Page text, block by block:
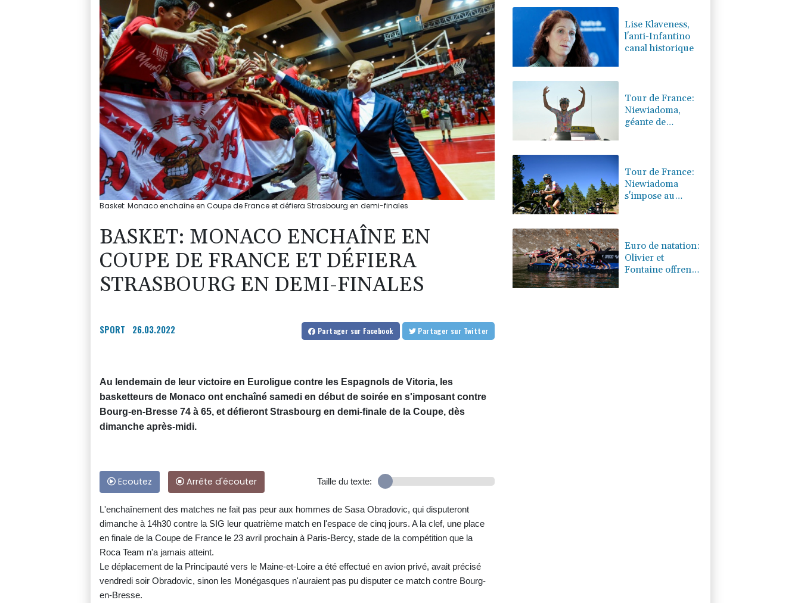
Basket: Monaco enchaîne en Coupe de France et défiera Strasbourg en demi-finales
BASKET: MONACO ENCHAÎNE EN
COUPE DE FRANCE ET DÉFIERA
STRASBOURG EN DEMI-FINALES
SPORT 26.03.2022 Partager sur Facebook Partager sur Twitter
Au lendemain de leur victoire en Euroligue contre les Espagnols de Vitoria, les
basketteurs de Monaco ont enchaîné samedi en début de soirée en s'imposant contre
Bourg-en-Bresse 74 à 65, et défieront Strasbourg en demi-finale de la Coupe, dès
dimanche après-midi.
Ecoutez Arrête d'écouter Taille du texte:
L'enchaînement des matches ne fait pas peur aux hommes de Sasa Obradovic, qui disputeront
dimanche à 14h30 contre la SIG leur quatrième match en l'espace de cinq jours. A la clef, une place
en finale de la Coupe de France le 23 avril prochain à Paris-Bercy, stade de la compétition que la
Roca Team n'a jamais atteint.
Le déplacement de la Principauté vers le Maine-et-Loire a été effectué en avion privé, avait précisé
vendredi soir Obradovic, sinon les Monégasques n'auraient pas pu disputer ce match contre Bourg-
en-Bresse.
Lise Klaveness,
l'anti-Infantino
canal historique
Tour de France:
Niewiadoma,
géante de
Tour de France:
Niewiadoma
s'impose au
jaune
Euro de natation:
Olivier et
Fontaine offrent